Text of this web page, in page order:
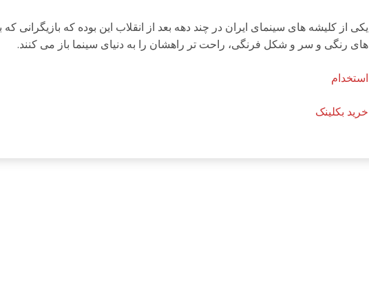
یکی از کلیشه های سینمای ایران در چند دهه بعد از انقلاب این بوده که بازیگرانی
های رنگی و سر و شکل فرنگی، راحت تر راهشان را به دنیای سینما باز می کنند.
استخدام
خرید بکلینک